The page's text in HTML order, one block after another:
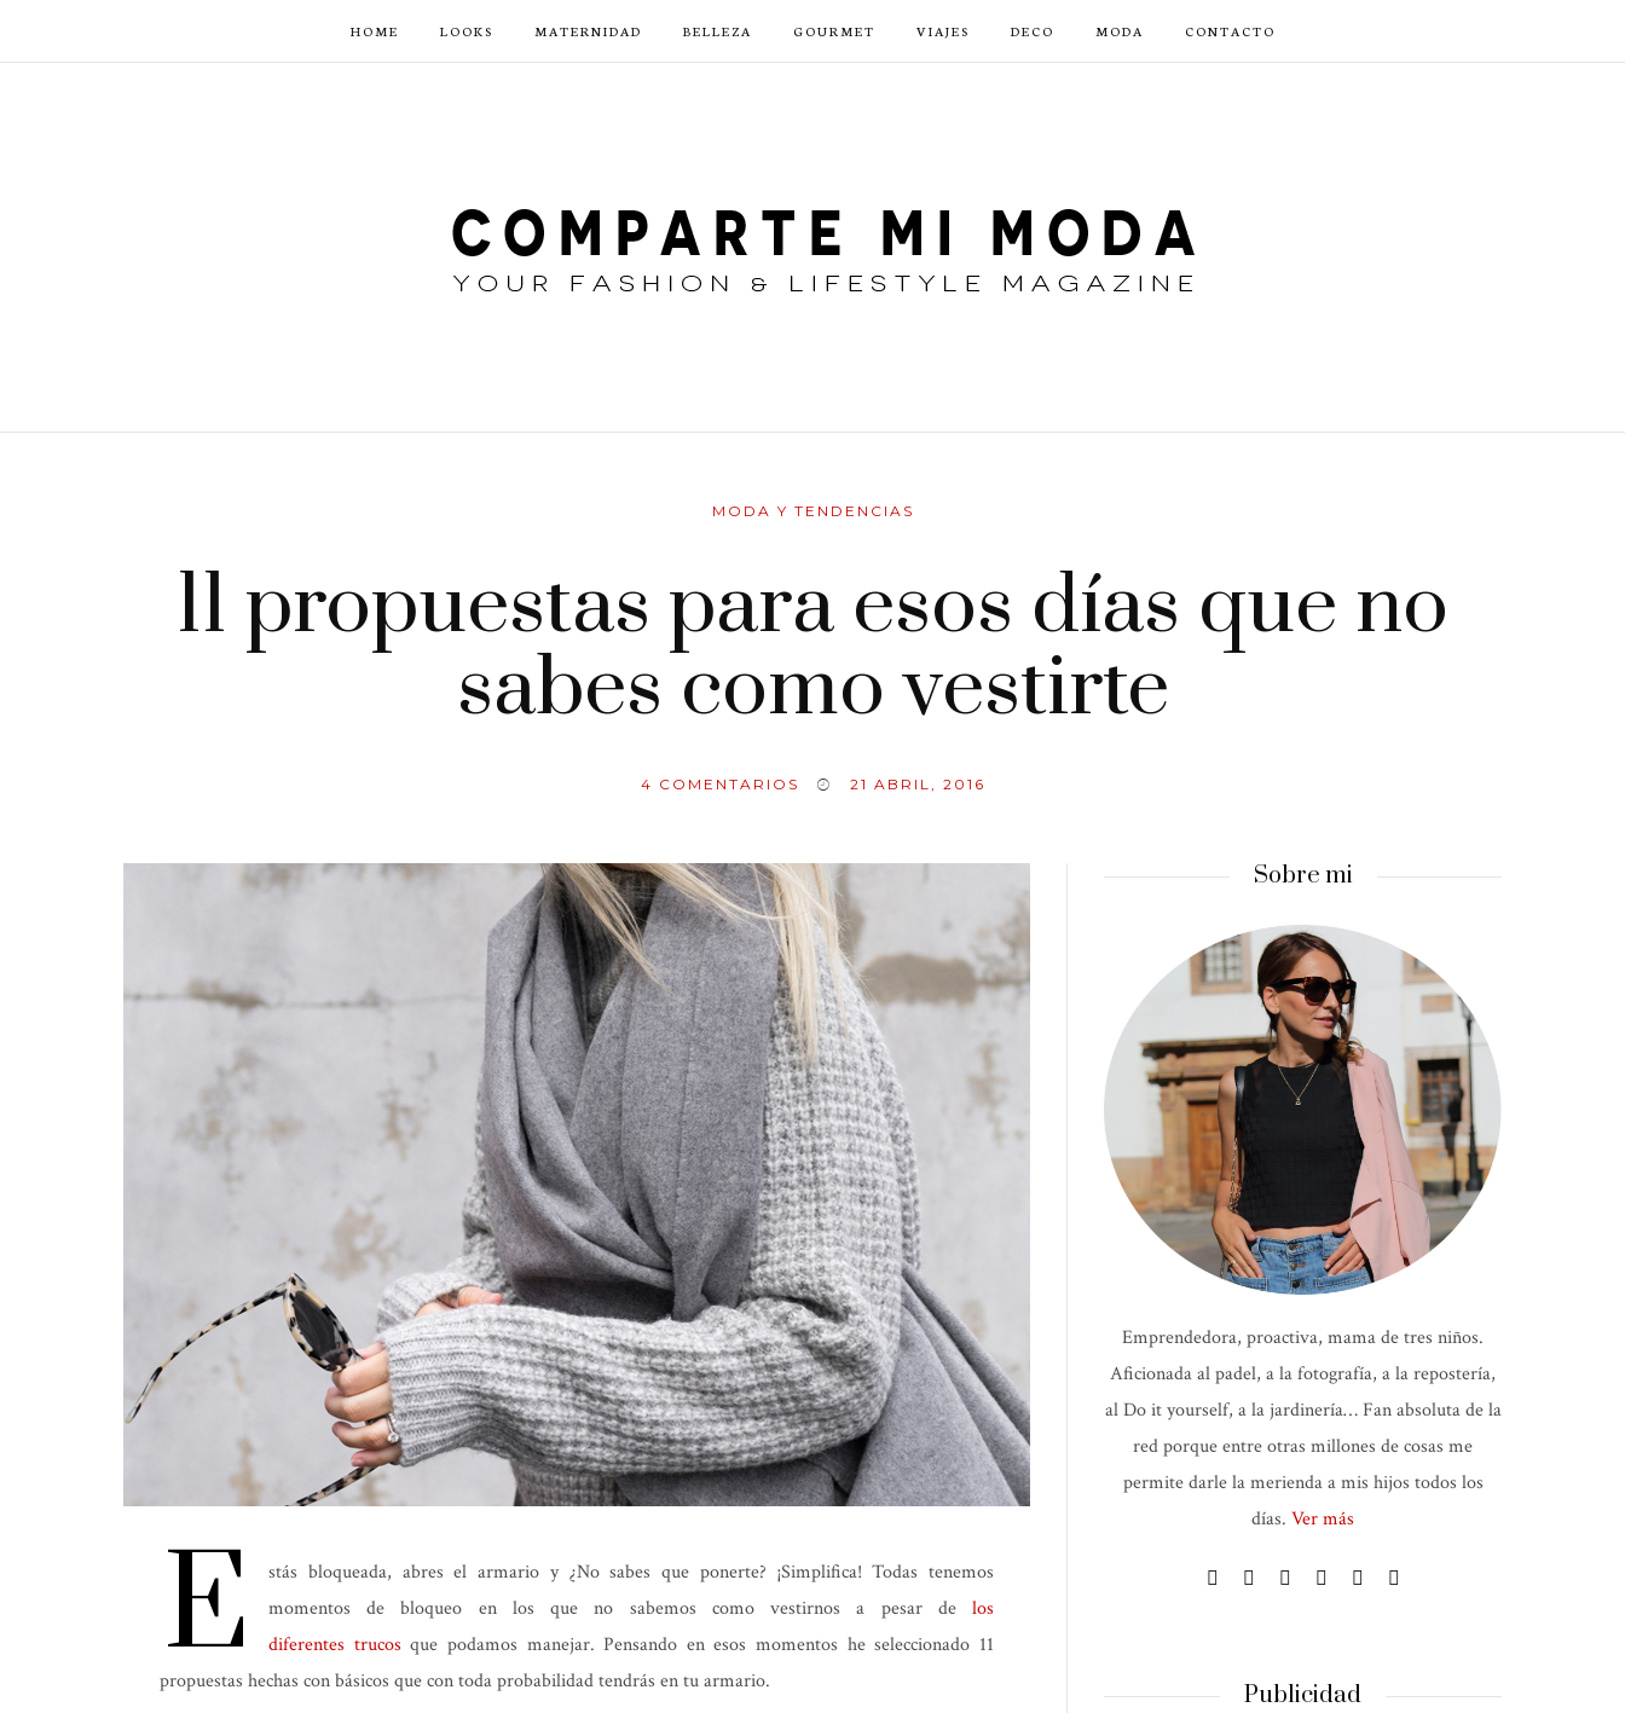
HOME LOOKS MATERNIDAD BELLEZA GOURMET VIAJES DECO MODA CONTACTO
MODA Y TENDENCIAS
11 propuestas para esos días que no
sabes como vestirte
4 COMENTARIOS 21 ABRIL, 2016
E
stás bloqueada, abres el armario y ¿No sabes que ponerte? ¡Simplifica! Todas tenemos
momentos de bloqueo en los que no sabemos como vestirnos a pesar de los
diferentes trucos que podamos manejar. Pensando en esos momentos he seleccionado 11
propuestas hechas con básicos que con toda probabilidad tendrás en tu armario.
Sobre mi
Emprendedora, proactiva, mama de tres niños.
Aficionada al padel, a la fotografía, a la repostería,
al Do it yourself, a la jardinería… Fan absoluta de la
red porque entre otras millones de cosas me
permite darle la merienda a mis hijos todos los
días. Ver más
Publicidad